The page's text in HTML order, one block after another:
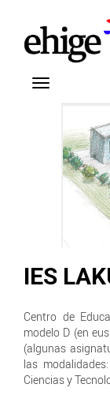
IES
Centro de
modelo D (en
(algunas
las
Ciencias y